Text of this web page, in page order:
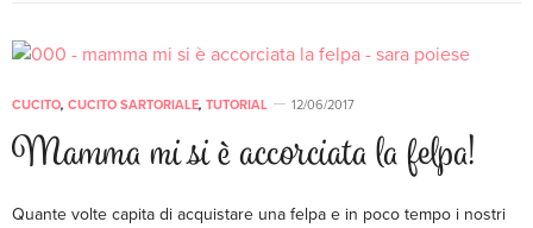
CUCITO, CUCITO SARTORIALE, TUTORIAL 12/06/2017
Mamma mi si è accorciata la felpa!
Quante volte capita di acquistare una felpa e in poco tempo i nostri